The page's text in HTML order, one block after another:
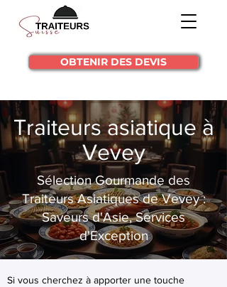
OBTENIR DES DEVIS
Traiteurs asiatique à
Vevey
Sélection Gourmande des
Traiteurs Asiatiques de Vevey :
Saveurs d'Asie, Services
d'Exception
Si vous cherchez à apporter une touche